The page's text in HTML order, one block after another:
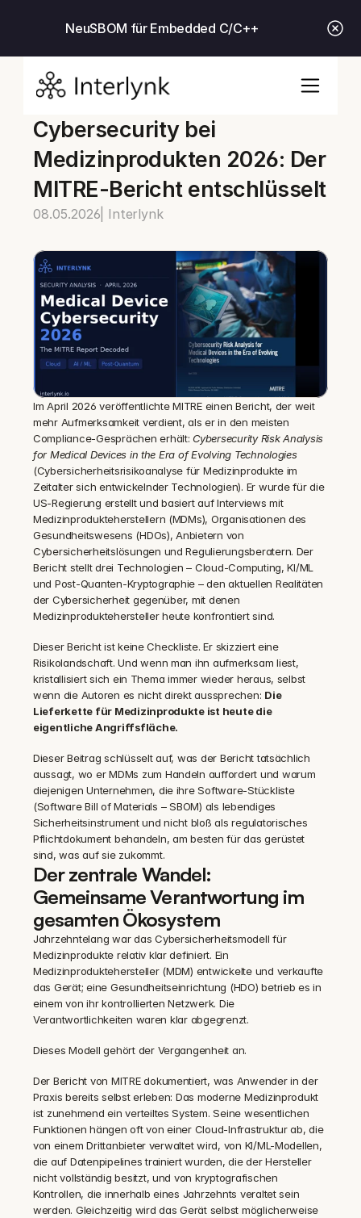
NeuSBOM für Embedded C/C++
Cybersecurity bei
Medizinprodukten 2026: Der
MITRE-Bericht entschlüsselt
08.05.2026 | Interlynk
Im April 2026 veröffentlichte MITRE einen Bericht, der weit
mehr Aufmerksamkeit verdient, als er in den meisten
Compliance-Gesprächen erhält: Cybersecurity Risk Analysis
for Medical Devices in the Era of Evolving Technologies
(Cybersicherheitsrisikoanalyse für Medizinprodukte im
Zeitalter sich entwickelnder Technologien). Er wurde für die
US-Regierung erstellt und basiert auf Interviews mit
Medizinprodukteherstellern (MDMs), Organisationen des
Gesundheitswesens (HDOs), Anbietern von
Cybersicherheitslösungen und Regulierungsberatern. Der
Bericht stellt drei Technologien – Cloud-Computing, KI/ML
und Post-Quanten-Kryptographie – den aktuellen Realitäten
der Cybersicherheit gegenüber, mit denen
Medizinproduktehersteller heute konfrontiert sind.
Dieser Bericht ist keine Checkliste. Er skizziert eine
Risikolandschaft. Und wenn man ihn aufmerksam liest,
kristallisiert sich ein Thema immer wieder heraus, selbst
wenn die Autoren es nicht direkt aussprechen: Die
Lieferkette für Medizinprodukte ist heute die
eigentliche Angriffsfläche.
Dieser Beitrag schlüsselt auf, was der Bericht tatsächlich
aussagt, wo er MDMs zum Handeln auffordert und warum
diejenigen Unternehmen, die ihre Software-Stückliste
(Software Bill of Materials – SBOM) als lebendiges
Sicherheitsinstrument und nicht bloß als regulatorisches
Pflichtdokument behandeln, am besten für das gerüstet
sind, was auf sie zukommt.
Der zentrale Wandel:
Gemeinsame Verantwortung im
gesamten Ökosystem
Jahrzehntelang war das Cybersicherheitsmodell für
Medizinprodukte relativ klar definiert. Ein
Medizinproduktehersteller (MDM) entwickelte und verkaufte
das Gerät; eine Gesundheitseinrichtung (HDO) betrieb es in
einem von ihr kontrollierten Netzwerk. Die
Verantwortlichkeiten waren klar abgegrenzt.
Dieses Modell gehört der Vergangenheit an.
Der Bericht von MITRE dokumentiert, was Anwender in der
Praxis bereits selbst erleben: Das moderne Medizinprodukt
ist zunehmend ein verteiltes System. Seine wesentlichen
Funktionen hängen oft von einer Cloud-Infrastruktur ab, die
von einem Drittanbieter verwaltet wird, von KI/ML-Modellen,
die auf Datenpipelines trainiert wurden, die der Hersteller
nicht vollständig besitzt, und von kryptografischen
Kontrollen, die innerhalb eines Jahrzehnts veraltet sein
werden. Gleichzeitig wird das Gerät selbst möglicherweise